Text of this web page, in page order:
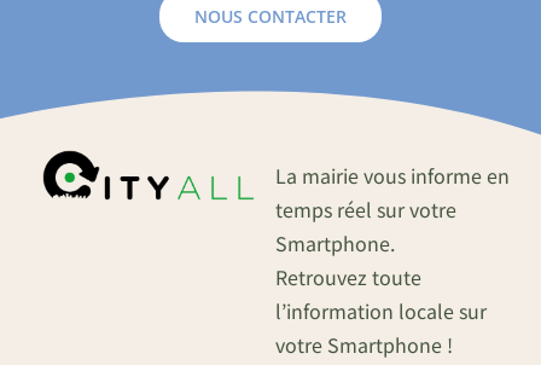
NOUS CONTACTER
La mairie vous informe en
temps réel sur votre
Smartphone.
Retrouvez toute
l’information locale sur
votre Smartphone !